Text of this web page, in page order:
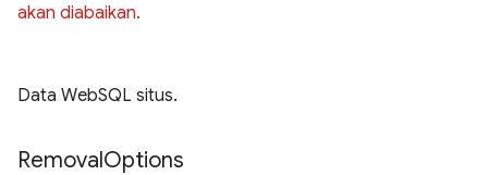
akan diabaikan.
Data WebSQL situs.
RemovalOptions